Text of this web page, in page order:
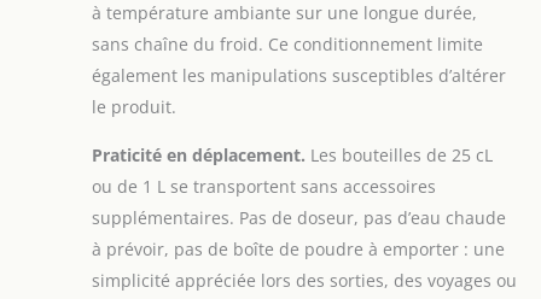
à température ambiante sur une longue durée,
sans chaîne du froid. Ce conditionnement limite
également les manipulations susceptibles d’altérer
le produit.
Praticité en déplacement. Les bouteilles de 25 cL
ou de 1 L se transportent sans accessoires
supplémentaires. Pas de doseur, pas d’eau chaude
à prévoir, pas de boîte de poudre à emporter : une
simplicité appréciée lors des sorties, des voyages ou